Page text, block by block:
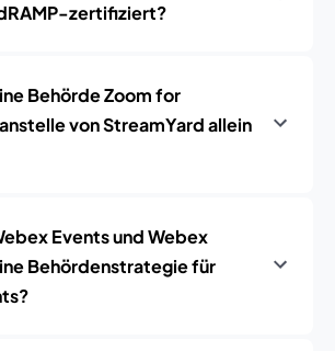
zertifiziert?
Behörde Zoom for
von StreamYard allein
Events und Webex
Behördenstrategie für